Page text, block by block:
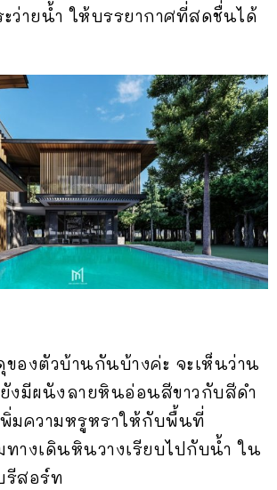
ว่ายน้ำ ให้บรรยากาศที่สดชื่นได้
องตัวบ้านกันบ้างค่ะ จะเห็นว่าน
งมีผนังลายหินอ่อนสีขาวกับสีดำ
มความหรูหราให้กับพื้นที่
างเดินหินวางเรียบไปกับน้ำ ใน
รีสอร์ท